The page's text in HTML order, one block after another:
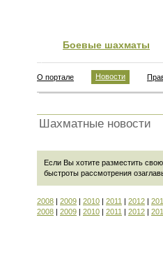
Боевые шахматы
О портале Новости
Шахматные новости
Если Вы хотите разместить
быстроты рассмотрения
2008 | 2009 | 2010 | 2011 | 2012 |
2008 | 2009 | 2010 | 2011 | 2012 |